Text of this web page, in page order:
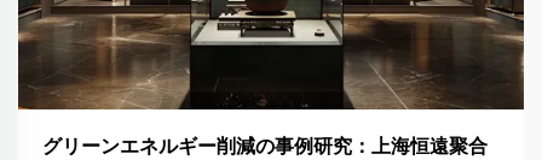
グリーンエネルギー削減の事例研究：上海恒遠聚合